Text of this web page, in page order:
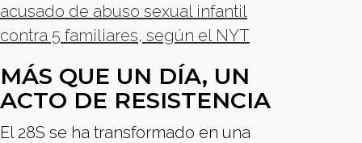
acusado de abuso sexual infantil
contra 5 familiares, según el NYT
MÁS QUE UN DÍA, UN
ACTO DE RESISTENCIA
El 28S se ha transformado en una